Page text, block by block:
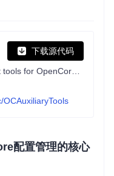
下载源代码
配置管理的核心